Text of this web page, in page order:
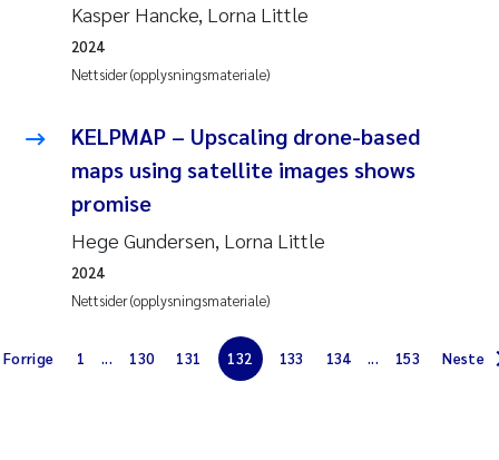
Samantha Goncalves Prat
Knut Erik Tollefsen
Sigrid Haande
Johnny Håll
Susanne Claudia Schneider
Sabine Marty
Elisabeth Støhle Rødland
Kasper Hancke, Lorna Little
Nettsider (opplysningsmateriale)
2024
KELPMAP – Upscaling drone-based
maps using satellite images shows
promise
Hege Gundersen, Lorna Little
Nettsider (opplysningsmateriale)
2024
Forrige 1 ... 130 131 132 133 134 ... 153 Neste